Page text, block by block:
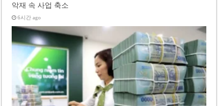
악재 속 사업 축소
6시간 ago